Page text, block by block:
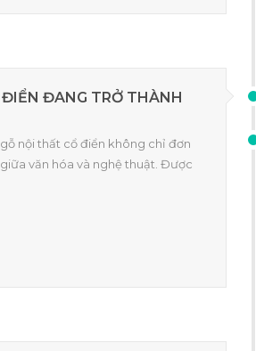
ĐANG TRỞ THÀNH
nội thất cổ điển không chỉ đơn
văn hóa và nghệ thuật. Được